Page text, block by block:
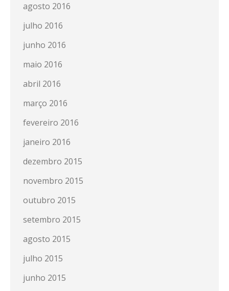
agosto 2016
julho 2016
junho 2016
maio 2016
abril 2016
março 2016
fevereiro 2016
janeiro 2016
dezembro 2015
novembro 2015
outubro 2015
setembro 2015
agosto 2015
julho 2015
junho 2015